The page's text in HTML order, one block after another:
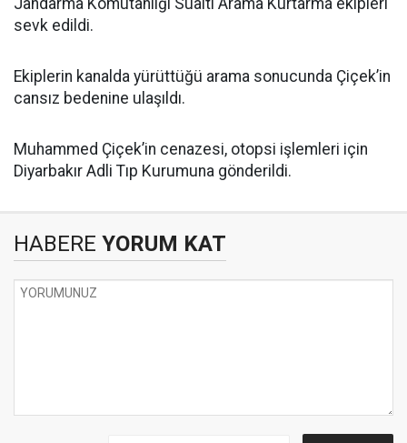
Jandarma Komutanlığı Sualtı Arama Kurtarma ekipleri
sevk edildi.
Ekiplerin kanalda yürüttüğü arama sonucunda Çiçek’in
cansız bedenine ulaşıldı.
Muhammed Çiçek’in cenazesi, otopsi işlemleri için
Diyarbakır Adli Tıp Kurumuna gönderildi.
HABERE YORUM KAT